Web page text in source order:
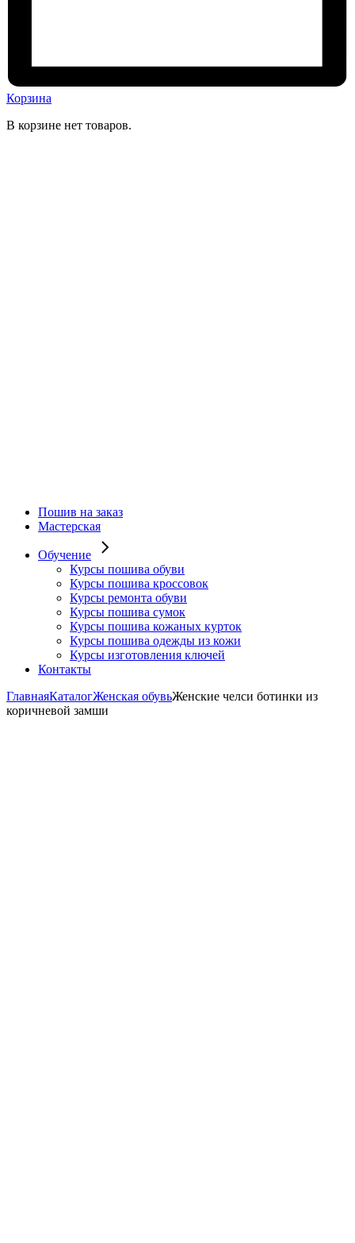
Корзина
В корзине нет товаров.
Пошив на заказ
Мастерская
Обучение
Курсы пошива обуви
Курсы пошива кроссовок
Курсы ремонта обуви
Курсы пошива сумок
Курсы пошива кожаных курток
Курсы пошива одежды из кожи
Курсы изготовления ключей
Контакты
ГлавнаяКаталогЖенская обувьЖенские челси ботинки из
коричневой замши